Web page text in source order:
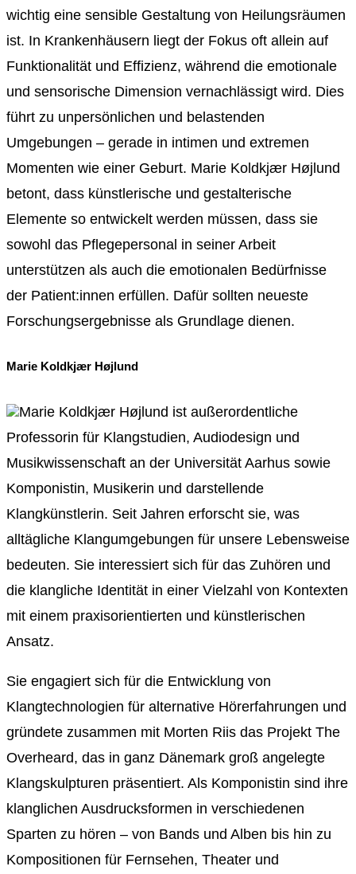
wichtig eine sensible Gestaltung von Heilungsräumen
ist. In Krankenhäusern liegt der Fokus oft allein auf
Funktionalität und Effizienz, während die emotionale
und sensorische Dimension vernachlässigt wird. Dies
führt zu unpersönlichen und belastenden
Umgebungen – gerade in intimen und extremen
Momenten wie einer Geburt. Marie Koldkjær Højlund
betont, dass künstlerische und gestalterische
Elemente so entwickelt werden müssen, dass sie
sowohl das Pflegepersonal in seiner Arbeit
unterstützen als auch die emotionalen Bedürfnisse
der Patient:innen erfüllen. Dafür sollten neueste
Forschungsergebnisse als Grundlage dienen.
Marie Koldkjær Højlund
Marie Koldkjær Højlund ist außerordentliche
Professorin für Klangstudien, Audiodesign und
Musikwissenschaft an der Universität Aarhus sowie
Komponistin, Musikerin und darstellende
Klangkünstlerin. Seit Jahren erforscht sie, was
alltägliche Klangumgebungen für unsere Lebensweise
bedeuten. Sie interessiert sich für das Zuhören und
die klangliche Identität in einer Vielzahl von Kontexten
mit einem praxisorientierten und künstlerischen
Ansatz.
Sie engagiert sich für die Entwicklung von
Klangtechnologien für alternative Hörerfahrungen und
gründete zusammen mit Morten Riis das Projekt The
Overheard, das in ganz Dänemark groß angelegte
Klangskulpturen präsentiert. Als Komponistin sind ihre
klanglichen Ausdrucksformen in verschiedenen
Sparten zu hören – von Bands und Alben bis hin zu
Kompositionen für Fernsehen, Theater und